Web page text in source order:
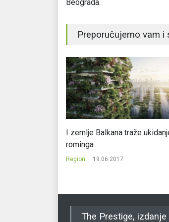
Beograda.
Preporučujemo vam i
I zemlje Balkana traže
rominga
Region 19.06.2017.
The Prestige, izdanje